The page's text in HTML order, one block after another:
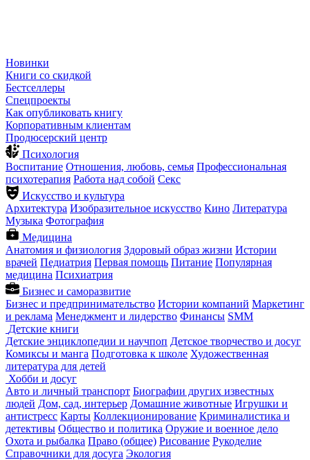
Новинки
Книги со скидкой
Бестселлеры
Спецпроекты
Как опубликовать книгу
Корпоративным клиентам
Продюсерский центр
Психология
Воспитание Отношения, любовь, семья Профессиональная
психотерапия Работа над собой Секс
Искусство и культура
Архитектура Изобразительное искусство Кино Литература
Музыка Фотография
Медицина
Анатомия и физиология Здоровый образ жизни Истории
врачей Педиатрия Первая помощь Питание Популярная
медицина Психиатрия
Бизнес и саморазвитие
Бизнес и предпринимательство Истории компаний Маркетинг
и реклама Менеджмент и лидерство Финансы SMM
Детские книги
Детские энциклопедии и научпоп Детское творчество и досуг
Комиксы и манга Подготовка к школе Художественная
литература для детей
Хобби и досуг
Авто и личный транспорт Биографии других известных
людей Дом, сад, интерьер Домашние животные Игрушки и
антистресс Карты Коллекционирование Криминалистика и
детективы Общество и политика Оружие и военное дело
Охота и рыбалка Право (общее) Рисование Рукоделие
Справочники для досуга Экология